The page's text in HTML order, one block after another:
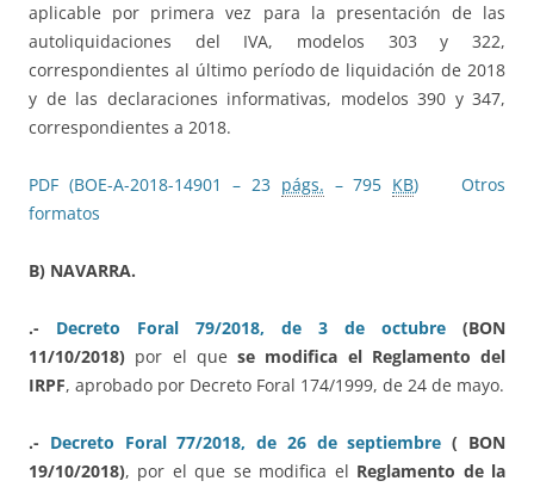
aplicable por primera vez para la presentación de las
autoliquidaciones del IVA, modelos 303 y 322,
correspondientes al último período de liquidación de 2018
y de las declaraciones informativas, modelos 390 y 347,
correspondientes a 2018.
PDF (BOE-A-2018-14901 – 23 págs. – 795 KB)
Otros
formatos
B) NAVARRA.
.- Decreto Foral 79/2018, de 3 de octubre (BON
11/10/2018) por el que se modifica el Reglamento del
IRPF, aprobado por Decreto Foral 174/1999, de 24 de mayo.
.- Decreto Foral 77/2018, de 26 de septiembre ( BON
19/10/2018), por el que se modifica el Reglamento de la